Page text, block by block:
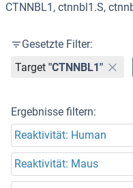
CTNNBL1, ctnnbl1.S,
Gesetzte Filter:
Target "CTNNBL1"
Ergebnisse filtern:
Reaktivität: Human
Reaktivität: Maus